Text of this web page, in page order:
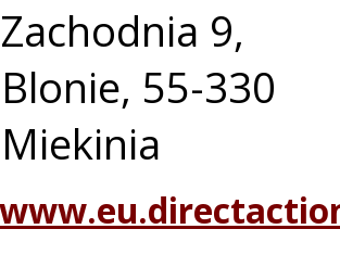
Zachodnia 9,
Blonie, 55-330
Miekinia